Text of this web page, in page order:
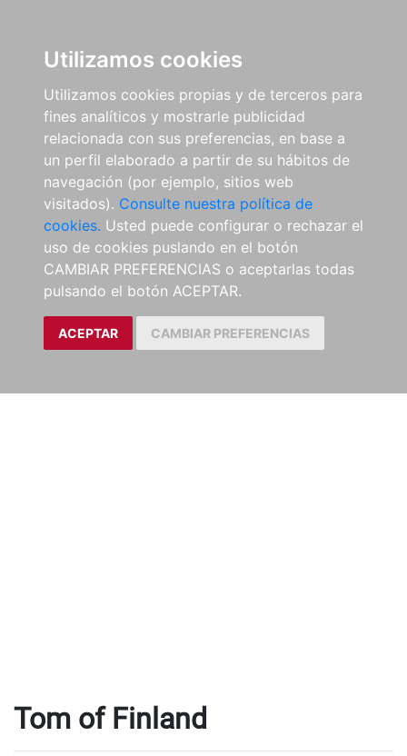
Utilizamos cookies
Utilizamos cookies propias y de terceros para
fines analíticos y mostrarle publicidad
relacionada con sus preferencias, en base a
un perfil elaborado a partir de su hábitos de
navegación (por ejemplo, sitios web
visitados). Consulte nuestra política de
cookies. Usted puede configurar o rechazar el
uso de cookies puslando en el botón
CAMBIAR PREFERENCIAS o aceptarlas todas
pulsando el botón ACEPTAR.
ACEPTAR CAMBIAR PREFERENCIAS
Tom of Finland